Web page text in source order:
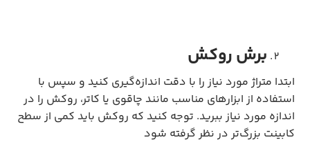
برش روکش
ابتدا متراژ مورد نیاز را با دقت اندازه‌گیری کنید و سپس با
استفاده از ابزارهای مناسب مانند چاقوی یا کاتر، روکش را در
اندازه مورد نیاز ببرید. توجه کنید که روکش باید کمی از سطح
کابینت بزرگ‌تر در نظر گرفته شود